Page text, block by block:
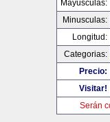
Mayusculas:
Minusculas:
Longitud:
Categorias:
Precio:
Visitar!
Serán